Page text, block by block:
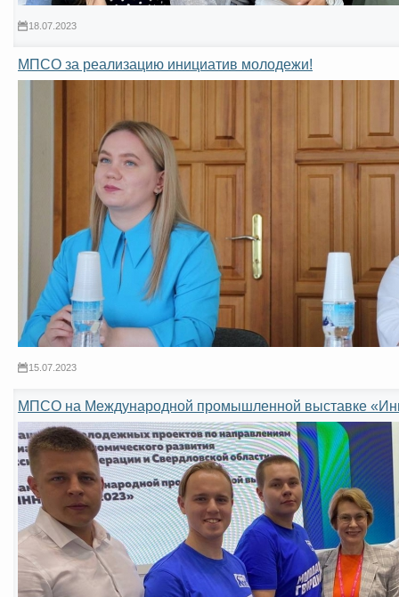
18.07.2023
МПСО за реализацию инициатив молодежи!
15.07.2023
МПСО на Международной промышленной выставке